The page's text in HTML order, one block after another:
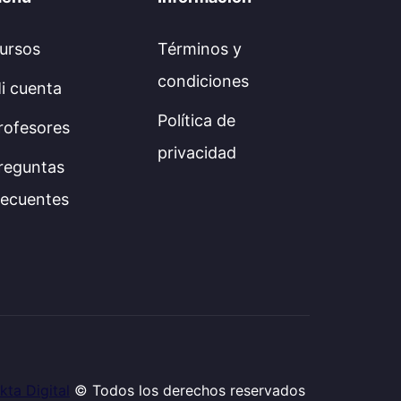
cuenta
Términos y
condiciones
Política de
privacidad
© Todos los derechos reservados